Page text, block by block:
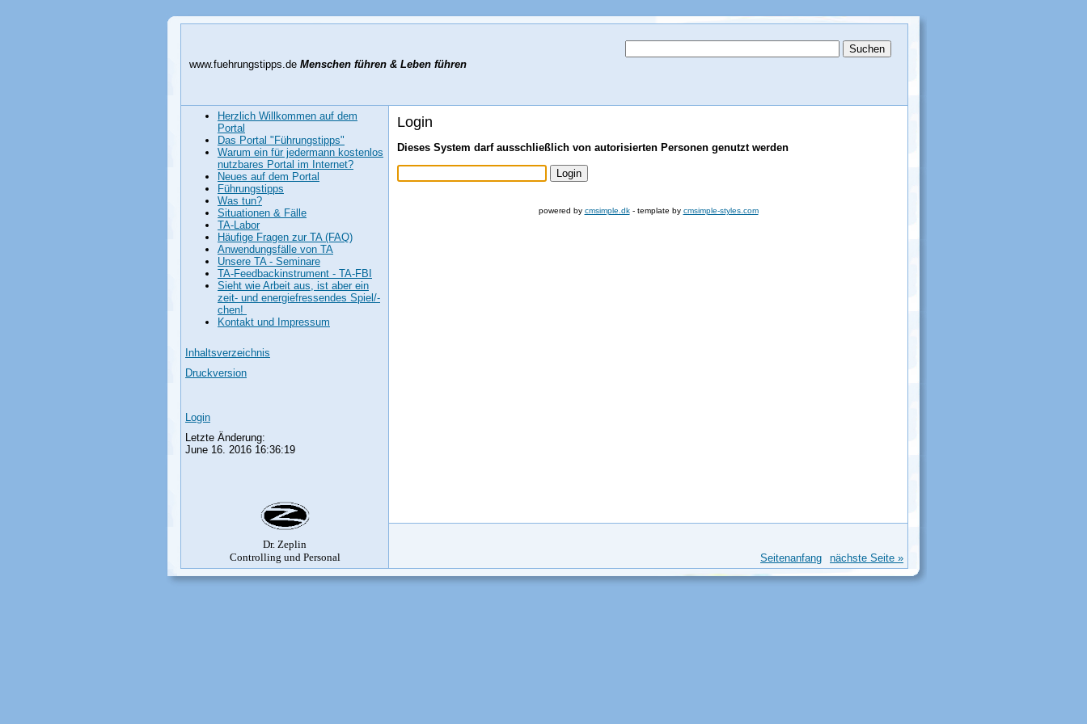
www.fuehrungstipps.de Menschen führen & Leben führen
Herzlich Willkommen auf dem
Portal
Das Portal "Führungstipps"
Warum ein für jedermann kostenlos
nutzbares Portal im Internet?
Neues auf dem Portal
Führungstipps
Was tun?
Situationen & Fälle
TA-Labor
Häufige Fragen zur TA (FAQ)
Anwendungsfälle von TA
Unsere TA - Seminare
TA-Feedbackinstrument - TA-FBI
Sieht wie Arbeit aus, ist aber ein
zeit- und energiefressendes Spiel/-
chen!
Kontakt und Impressum
Inhaltsverzeichnis
Druckversion
Login
Letzte Änderung:
June 16. 2016 16:36:19
Dr. Zeplin
Controlling und Personal
Login
Dieses System darf ausschließlich von autorisierten Personen genutzt werden
powered by cmsimple.dk- template by cmsimple-styles.com
Seitenanfang nächste Seite »